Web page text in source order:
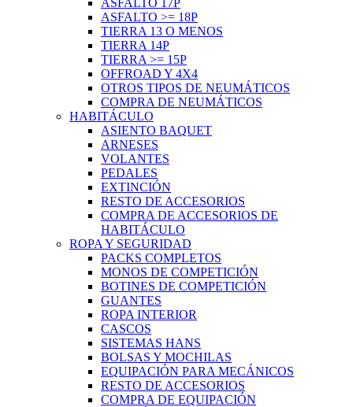
ASFALTO 17P
ASFALTO >= 18P
TIERRA 13 O MENOS
TIERRA 14P
TIERRA >= 15P
OFFROAD Y 4X4
OTROS TIPOS DE NEUMÁTICOS
COMPRA DE NEUMÁTICOS
HABITÁCULO
ASIENTO BAQUET
ARNESES
VOLANTES
PEDALES
EXTINCIÓN
RESTO DE ACCESORIOS
COMPRA DE ACCESORIOS DE
HABITÁCULO
ROPA Y SEGURIDAD
PACKS COMPLETOS
MONOS DE COMPETICIÓN
BOTINES DE COMPETICIÓN
GUANTES
ROPA INTERIOR
CASCOS
SISTEMAS HANS
BOLSAS Y MOCHILAS
EQUIPACIÓN PARA MECÁNICOS
RESTO DE ACCESORIOS
COMPRA DE EQUIPACIÓN